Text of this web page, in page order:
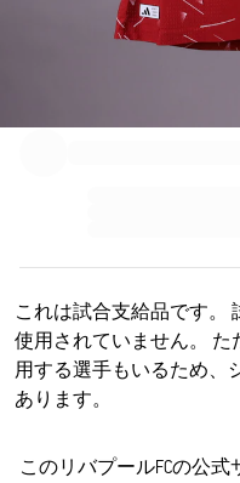
We collected this product directly from
Authenticated with Fabricks
これは試合支給品です。
使用されていません。
用する選手もいるため、
あります。
このリバプールFCの公式